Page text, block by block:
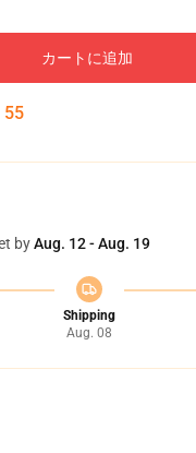
カートに追加
54
byAug. 12 - Aug. 19
Shipping
Aug. 08